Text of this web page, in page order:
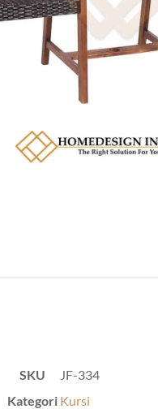
SKU
JF-334
Kategori Kursi